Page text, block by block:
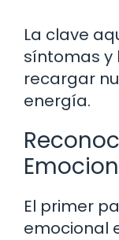
La clave
síntomas y
recargar
energía.
El primer
emocional